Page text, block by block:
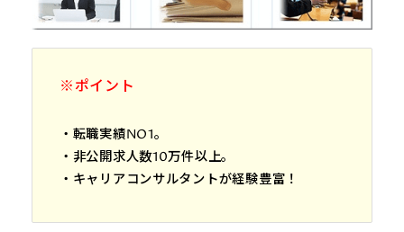
※ポイント
・転職実績NO1。
・非公開求人数10万件以上。
・キャリアコンサルタントが経験豊富！